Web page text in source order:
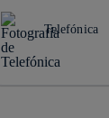
Telefónica